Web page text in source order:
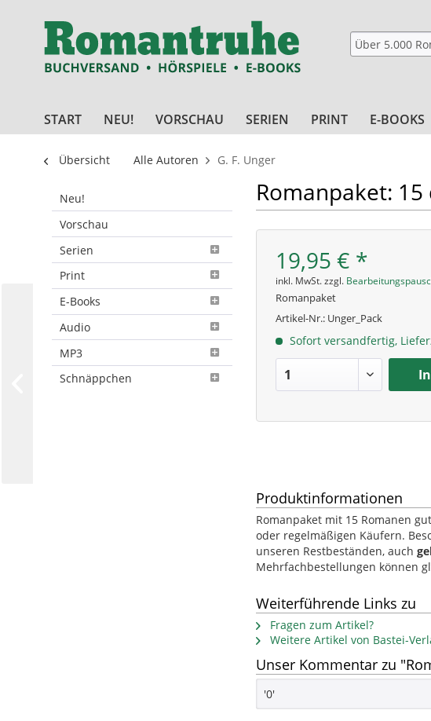
START NEU! VORSCHAU SERIEN PRINT E-BOOKS
Übersicht Alle Autoren G. F. Unger
Neu!
Vorschau
Serien
Print
E-Books
Audio
MP3
Schnäppchen
Romanpaket:
19,95 € *
inkl. MwSt. zzgl.
Romanpaket
Artikel-Nr.: Unger_Pack
Sofort versandfertig,
Produktinformationen
Romanpaket mit 15 Romanen
oder regelmäßigen Käufern.
unseren Restbeständen, auch
Mehrfachbestellungen können
Weiterführende Links zu
Fragen zum Artikel?
Weitere Artikel von Bastei-
Unser Kommentar zu
'0'